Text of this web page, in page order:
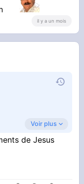
il y a un mois
Voir plus
de Jesus